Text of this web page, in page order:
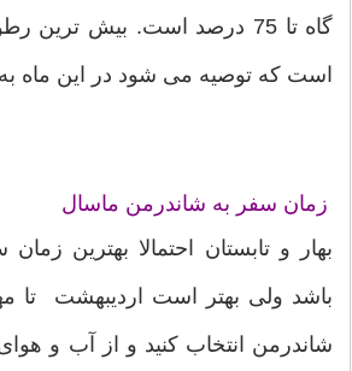
گاه تا 75 درصد است. بيش
است که توصیه می شود در این ماه
زمان سفر به شاندرمن ماسال
بهار و تابستان احتمالا بهترین
باشد ولی بهتر است اردیبهشت تا
شاندرمن انتخاب کنید و از آب و